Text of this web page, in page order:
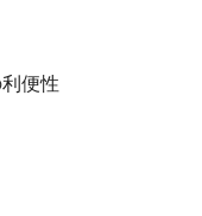
便性